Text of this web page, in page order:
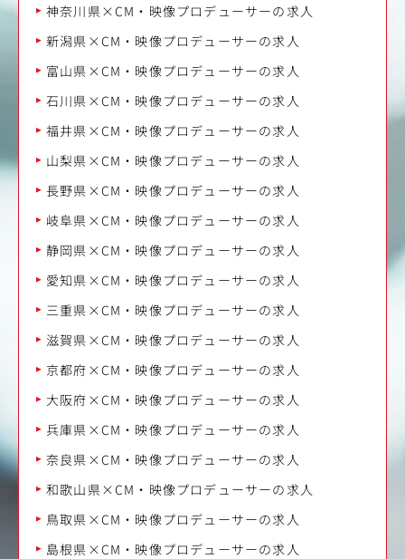
神奈川県×CM・映像プロデューサーの求人
新潟県×CM・映像プロデューサーの求人
富山県×CM・映像プロデューサーの求人
石川県×CM・映像プロデューサーの求人
福井県×CM・映像プロデューサーの求人
山梨県×CM・映像プロデューサーの求人
長野県×CM・映像プロデューサーの求人
岐阜県×CM・映像プロデューサーの求人
静岡県×CM・映像プロデューサーの求人
愛知県×CM・映像プロデューサーの求人
三重県×CM・映像プロデューサーの求人
滋賀県×CM・映像プロデューサーの求人
京都府×CM・映像プロデューサーの求人
大阪府×CM・映像プロデューサーの求人
兵庫県×CM・映像プロデューサーの求人
奈良県×CM・映像プロデューサーの求人
和歌山県×CM・映像プロデューサーの求人
鳥取県×CM・映像プロデューサーの求人
島根県×CM・映像プロデューサーの求人